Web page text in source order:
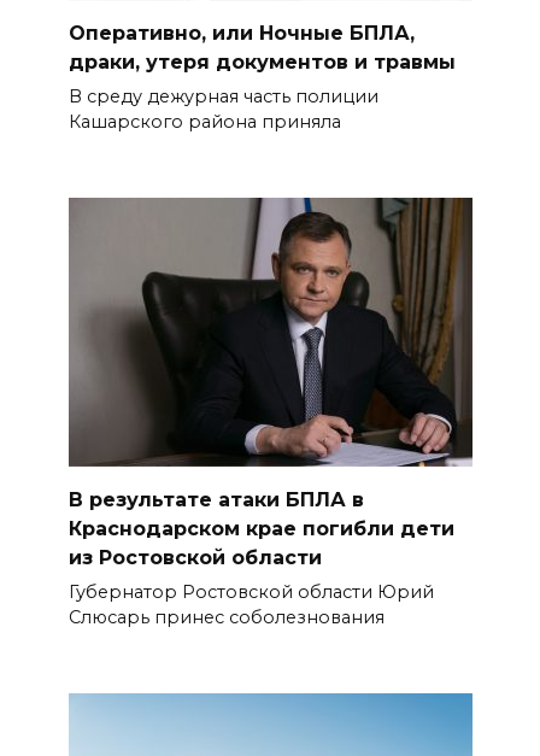
Оперативно, или Ночные БПЛА,
драки, утеря документов и травмы
В среду дежурная часть полиции
Кашарского района приняла
В результате атаки БПЛА в
Краснодарском крае погибли дети
из Ростовской области
Губернатор Ростовской области Юрий
Слюсарь принес соболезнования